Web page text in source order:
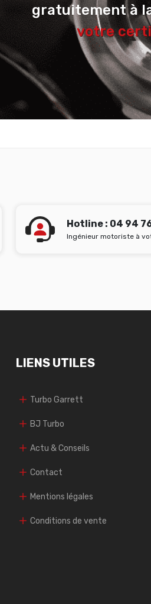
gratuitement à
votre
Hotline : 04 94
Ingénieur motoriste à
LIENS UTILES
Turbo Garrett
BJ Turbo
Actu & Conseils
Contact
Mentions légales
Conditions de vente